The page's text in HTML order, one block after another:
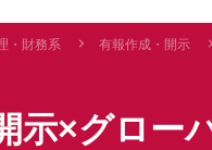
・財務系 有報作成・開示
示×グロー